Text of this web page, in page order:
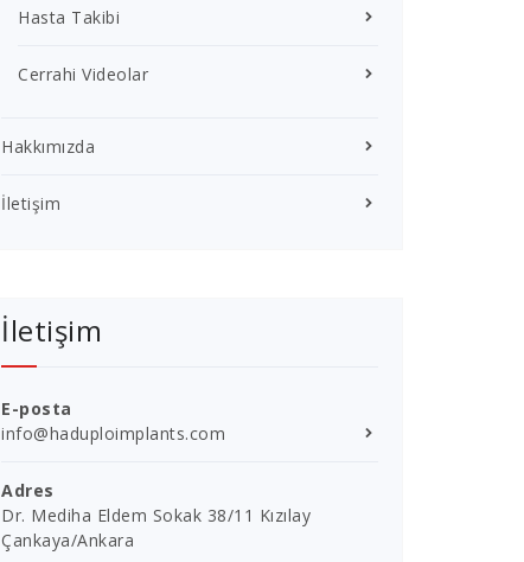
Hasta Takibi
Cerrahi Videolar
Hakkımızda
İletişim
İletişim
E-posta
info@haduploimplants.com
Adres
Dr. Mediha Eldem Sokak 38/11 Kızılay
Çankaya/Ankara